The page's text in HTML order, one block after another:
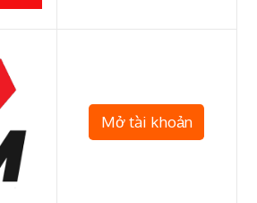
Mở tài khoản